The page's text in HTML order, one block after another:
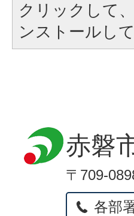
クリックして
ンストールし
赤磐
〒709-
各部